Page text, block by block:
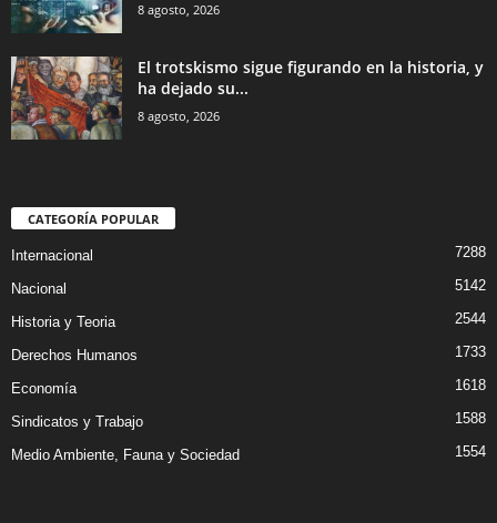
8 agosto, 2026
El trotskismo sigue figurando en la historia, y
ha dejado su...
8 agosto, 2026
CATEGORÍA POPULAR
Internacional 7288
Nacional 5142
Historia y Teoria 2544
Derechos Humanos 1733
Economía 1618
Sindicatos y Trabajo 1588
Medio Ambiente, Fauna y Sociedad 1554